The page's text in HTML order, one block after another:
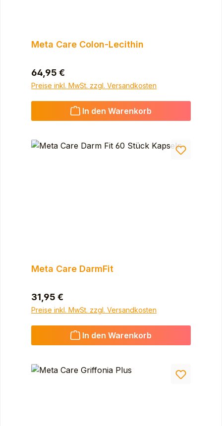
Meta Care Colon-Lecithin
Regulärer Preis:
64,95 €
Preise inkl. MwSt. zzgl. Versandkosten
In den Warenkorb
Meta Care DarmFit
Regulärer Preis:
31,95 €
Preise inkl. MwSt. zzgl. Versandkosten
In den Warenkorb